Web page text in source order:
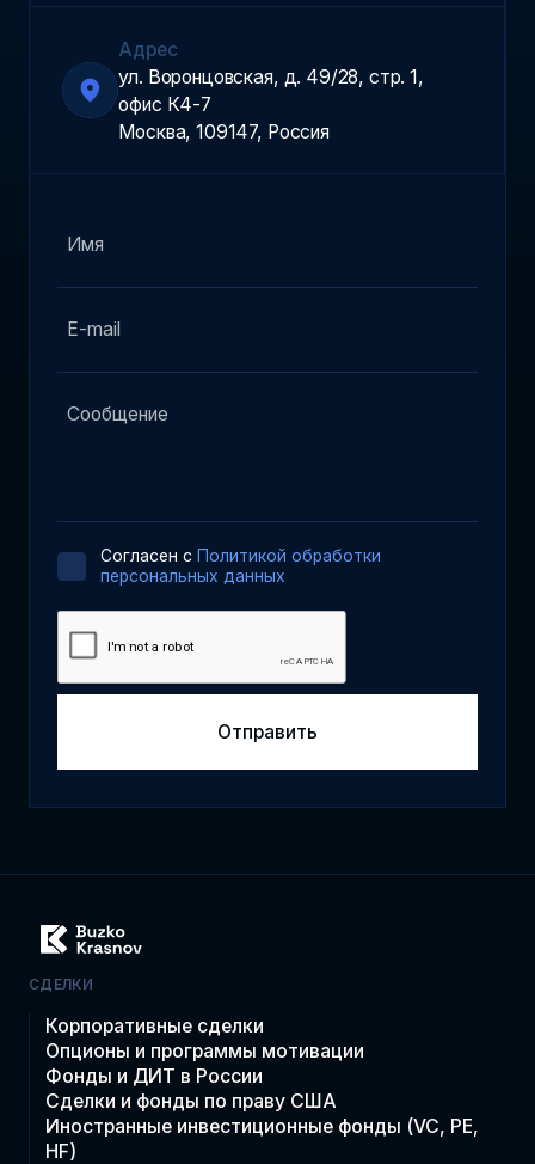
Адрес
ул. Воронцовская, д. 49/28, стр. 1,
офис К4-7
Москва, 109147, Россия
Cогласен с Политикой обработки
персональных данных
СДЕЛКИ
Корпоративные сделки
Опционы и программы мотивации
Фонды и ДИТ в России
Сделки и фонды по праву США
Иностранные инвестиционные фонды (VC, PE,
HF)